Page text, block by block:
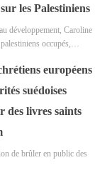
les Palestiniens
développement, Caroline
occupés,…
européens
suédoises
des livres saints
de brûler en public des